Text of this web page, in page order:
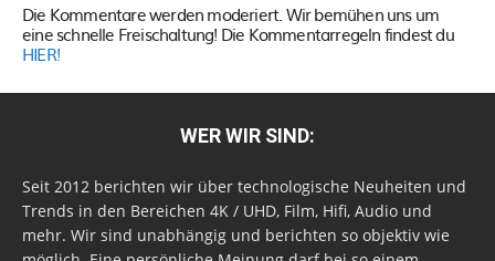
Die Kommentare werden moderiert. Wir bemühen uns um
eine schnelle Freischaltung! Die Kommentarregeln findest du
HIER!
WER WIR SIND:
Seit 2012 berichten wir über technologische Neuheiten und
Trends in den Bereichen 4K / UHD, Film, Hifi, Audio und
mehr. Wir sind unabhängig und berichten so objektiv wie